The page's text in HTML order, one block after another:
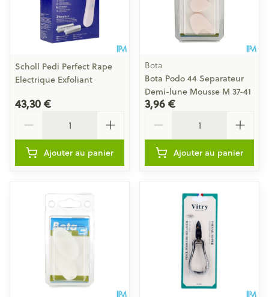
Scholl Pedi Perfect Rape
Electrique Exfoliant
43,30 €
Ajouter au panier
Bota
Bota Podo 44 Separateur
Demi-lune Mousse M 37-41
3,96 €
Ajouter au panier